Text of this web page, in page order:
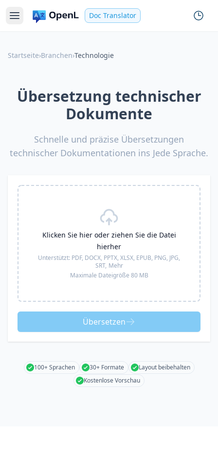
Doc Translator
Startseite›Branchen›Technologie
Übersetzung technischer
Dokumente
Schnelle und präzise Übersetzungen
technischer Dokumentationen ins Jede Sprache.
Klicken Sie hier oder ziehen Sie die Datei
hierher
Unterstützt: PDF, DOCX, PPTX, XLSX, EPUB, PNG, JPG,
SRT, Mehr
Maximale Dateigröße 80 MB
Übersetzen
100+ Sprachen 30+ Formate
Layout beibehalten
Kostenlose Vorschau